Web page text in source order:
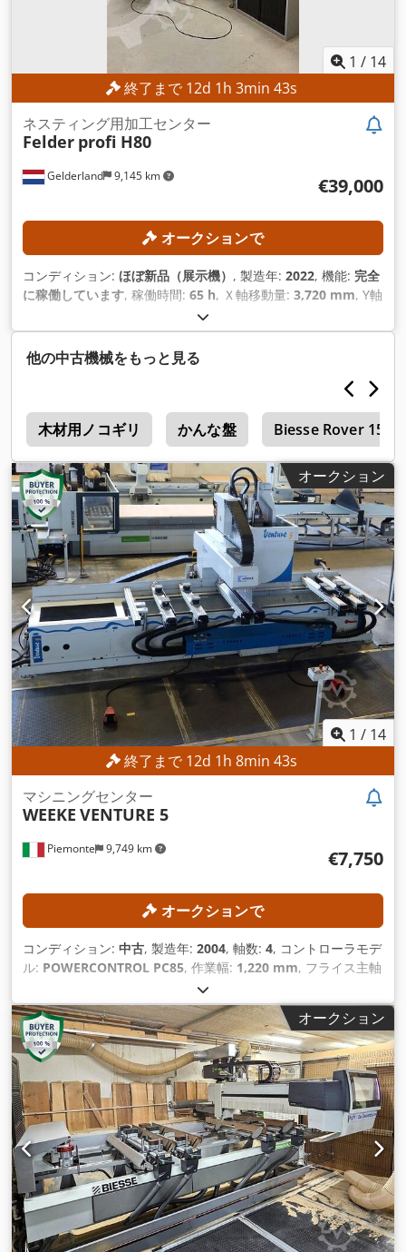
1 / 14
終了まで12d 1h 3min 41s
Gelderland 9,145 km
ネスティング用加工センター
Felder profi H80
€39,000
オークションで
コンディション: ほぼ新品（展示機） , 製造年: 2022, 機能: 完全
に稼働しています, 稼働時間: 65 h, Ｘ軸移動量: 3,720 mm, Y軸
, Z軸移動距離:
大）:2,100 mm, ワークピース高さ（最大）:85 mm, 装備:CE
マーキング,
他の中古機械をもっと見る
木材用ノコギリ かんな盤 Biesse Rover 15
オークション
1 / 14
終了まで12d 1h 8min 41s
Piemonte 9,749 km
マシニングセンター
WEEKE VENTURE 5
€7,750
オークションで
コンディション: 中古, 製造年: 2004, 軸数: 4, コントローラモデ
ル: POWERCONTROL PC85, 作業幅: 1,220 mm, フライス主軸
24,000 回転/分
オークション